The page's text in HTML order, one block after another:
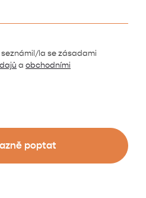
seznámil/la se zásadami
a obchodními